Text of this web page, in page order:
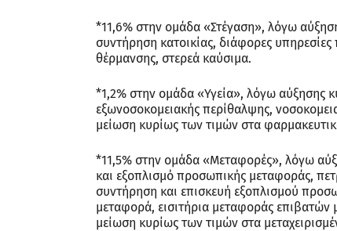
*11,6% στην ομάδα «Στέγαση», λόγω
συντήρηση κατοικίας, διάφορες υπηρεσίες
θέρμανσης, στερεά καύσιμα.
*1,2% στην ομάδα «Υγεία», λόγω αύξησης
εξωνοσοκομειακής περίθαλψης,
μείωση κυρίως των τιμών στα
*11,5% στην ομάδα «Μεταφορές», λόγω
και εξοπλισμό προσωπικής μεταφοράς,
συντήρηση και επισκευή εξοπλισμού
μεταφορά, εισιτήρια μεταφοράς
μείωση κυρίως των τιμών στα